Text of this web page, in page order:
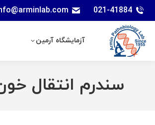
021-41884
آزمایشگاه آرمین
سندرم انتقال
آزمایشگاه آرمین خدمات